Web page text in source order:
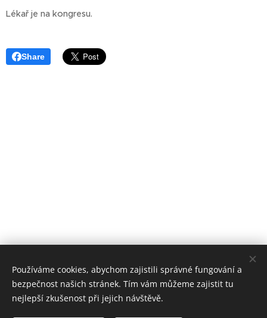
Lékař je na kongresu.
Share
Používáme cookies, abychom zajistili správné fungování a
bezpečnost našich stránek. Tím vám můžeme zajistit tu
nejlepší zkušenost při jejich návštěvě.